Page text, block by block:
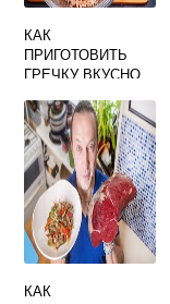
КАК
ПРИГОТОВИТЬ
ГРЕЧКУ ВКУСНО
КАК